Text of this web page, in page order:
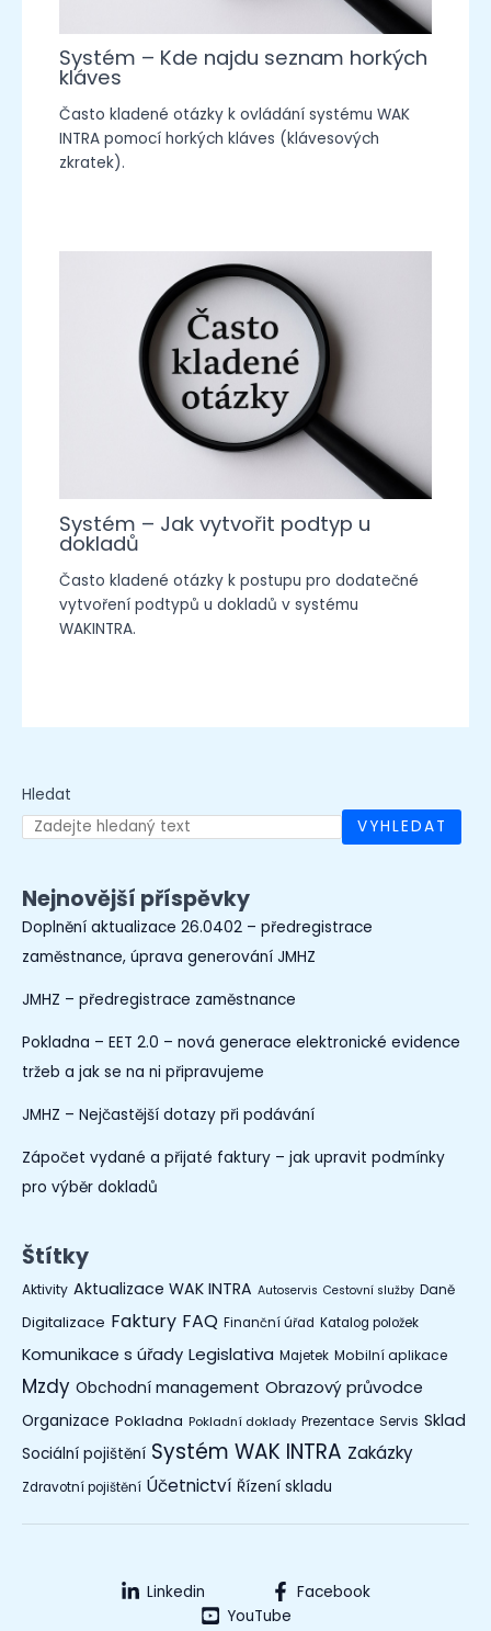
Systém – Kde najdu seznam horkých
kláves
Často kladené otázky k ovládání systému WAK
INTRA pomocí horkých kláves (klávesových
zkratek).
Systém – Jak vytvořit podtyp u
dokladů
Často kladené otázky k postupu pro dodatečné
vytvoření podtypů u dokladů v systému
WAKINTRA.
Hledat
VYHLEDAT
Nejnovější příspěvky
Doplnění aktualizace 26.0402 – předregistrace
zaměstnance, úprava generování JMHZ
JMHZ – předregistrace zaměstnance
Pokladna – EET 2.0 – nová generace elektronické evidence
tržeb a jak se na ni připravujeme
JMHZ – Nejčastější dotazy při podávání
Zápočet vydané a přijaté faktury – jak upravit podmínky
pro výběr dokladů
Štítky
Aktivity Aktualizace WAK INTRA Autoservis Cestovní služby Daně
Digitalizace Faktury FAQ Finanční úřad Katalog položek
Komunikace s úřady Legislativa Majetek Mobilní aplikace
Mzdy Obchodní management Obrazový průvodce
Organizace Pokladna Pokladní doklady Prezentace Servis Sklad
Sociální pojištění Systém WAK INTRA Zakázky
Zdravotní pojištění Účetnictví Řízení skladu
Linkedin
Facebook
YouTube